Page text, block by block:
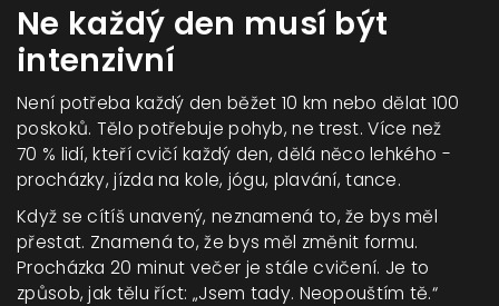
Ne každý den musí být
intenzivní
Není potřeba každý den běžet 10 km nebo dělat 100
poskoků. Tělo potřebuje pohyb, ne trest. Více než
70 % lidí, kteří cvičí každý den, dělá něco lehkého -
procházky, jízda na kole, jógu, plavání, tance.
Když se cítíš unavený, neznamená to, že bys měl
přestat. Znamená to, že bys měl změnit formu.
Procházka 20 minut večer je stále cvičení. Je to
způsob, jak tělu říct: „Jsem tady. Neopouštím tě.“